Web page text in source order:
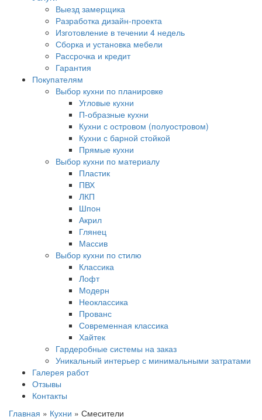
Выезд замерщика
Разработка дизайн-проекта
Изготовление в течении 4 недель
Сборка и установка мебели
Рассрочка и кредит
Гарантия
Покупателям
Выбор кухни по планировке
Угловые кухни
П-образные кухни
Кухни с островом (полуостровом)
Кухни с барной стойкой
Прямые кухни
Выбор кухни по материалу
Пластик
ПВХ
ЛКП
Шпон
Акрил
Глянец
Массив
Выбор кухни по стилю
Классика
Лофт
Модерн
Неоклассика
Прованс
Современная классика
Хайтек
Гардеробные системы на заказ
Уникальный интерьер с минимальными затратами
Галерея работ
Отзывы
Контакты
Главная » Кухни » Смесители